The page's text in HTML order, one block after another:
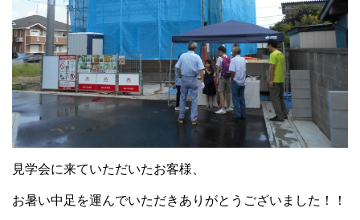
見学会に来ていただいたお客様、
お暑い中足を運んでいただきありがとうございました！！